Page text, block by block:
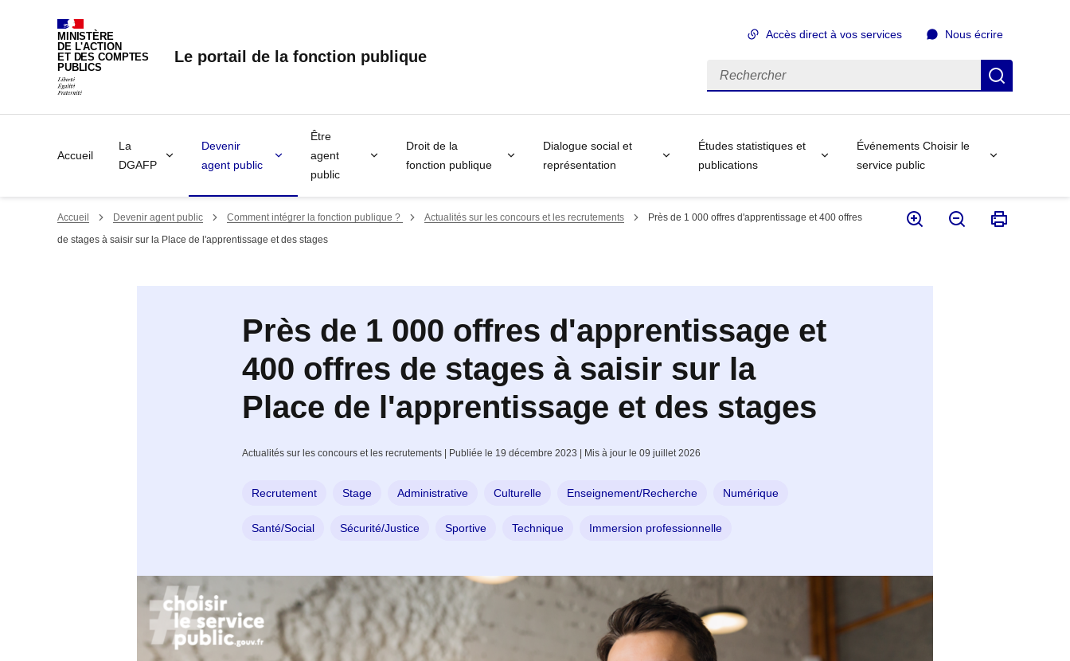
MINISTÈRE
DE L'ACTION
ET DES COMPTES
PUBLICS
Le portail de la fonction publique
Accès direct à vos services Nous écrire
Rechercher
Accueil
La
DGAFP
Devenir
agent public
Être
agent
public
Droit de la
fonction publique
Dialogue social et
représentation
Études statistiques et
publications
Événements Choisir le
service public
Accueil Devenir agent public Comment intégrer la fonction publique ? Actualités sur les concours et les recrutements
Près de 1 000 offres d'apprentissage et 400 offres
de stages à saisir sur la Place de l'apprentissage et des stages
Près de 1 000 offres d'apprentissage et
400 offres de stages à saisir sur la
Place de l'apprentissage et des stages
Actualités sur les concours et les recrutements | Publiée le 19 décembre 2023 | Mis à jour le 09 juillet 2026
Recrutement Stage Administrative Culturelle Enseignement/Recherche Numérique
Santé/Social Sécurité/Justice Sportive Technique Immersion professionnelle